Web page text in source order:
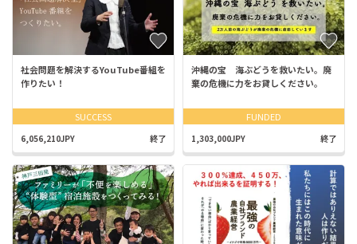
社会問題を解決するYouTube番組を
作りたい！
SUCCESS
6,056,210JPY 終了
沖縄の宝 海ぶどうを救いたい。廃
棄の危機に力をお貸しください。
FUNDED
1,303,000JPY 終了